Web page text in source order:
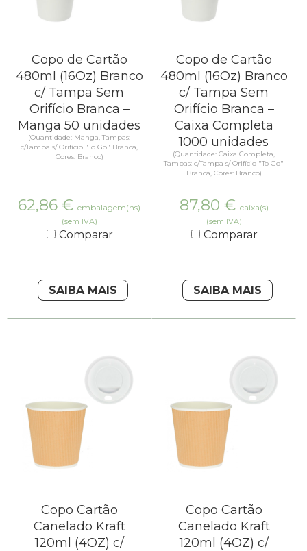
Copo de Cartão
480ml (16Oz) Branco
c/ Tampa Sem
Orifício Branca –
Manga 50 unidades
(Quantidade: Manga, Tampas:
c/Tampa s/ Orifício "To Go" Branca,
Cores: Branco)
62,86 € embalagem(ns)
(sem IVA)
Comparar
SAIBA MAIS
Copo de Cartão
480ml (16Oz) Branco
c/ Tampa Sem
Orifício Branca –
Caixa Completa
1000 unidades
(Quantidade: Caixa Completa,
Tampas: c/Tampa s/ Orifício "To Go"
Branca, Cores: Branco)
87,80 € caixa(s)
(sem IVA)
Comparar
SAIBA MAIS
Copo Cartão
Canelado Kraft
120ml (4OZ) c/
Copo Cartão
Canelado Kraft
120ml (4OZ) c/